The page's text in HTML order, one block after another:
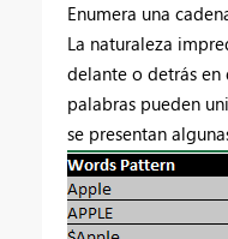
Enumera una
La naturaleza
delante o detrás en
palabras pueden
se presentan